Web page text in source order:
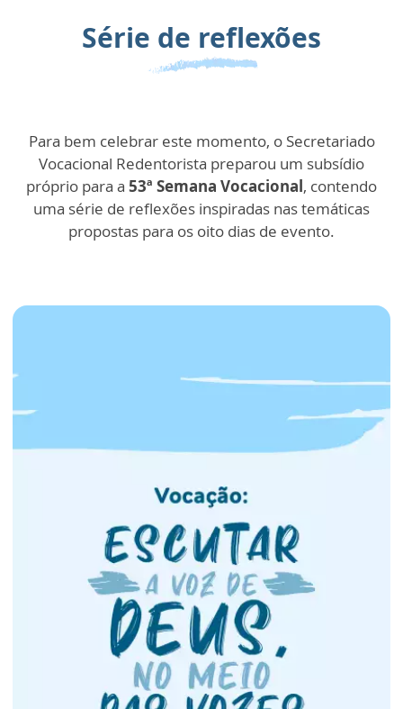
Série de reflexões
Para bem celebrar este momento, o Secretariado
Vocacional Redentorista preparou um subsídio
próprio para a 53ª Semana Vocacional, contendo
uma série de reflexões inspiradas nas temáticas
propostas para os oito dias de evento.